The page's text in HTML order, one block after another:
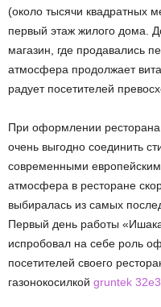
(около тысячи квадратных
первый этаж жилого дома.
магазин, где продавались
атмосфера продолжает
радует посетителей
При оформлении
очень выгодно соединить
современными
атмосфера в ресторане
выбиралась из самых
Первый день работы
испробовал на себе роль
посетителей своего
газонокосилкой gruntek 32е3